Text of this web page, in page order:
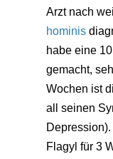
Arzt nach
hominis
habe eine
gemacht,
Wochen ist
all seinen
Flagyl für 3